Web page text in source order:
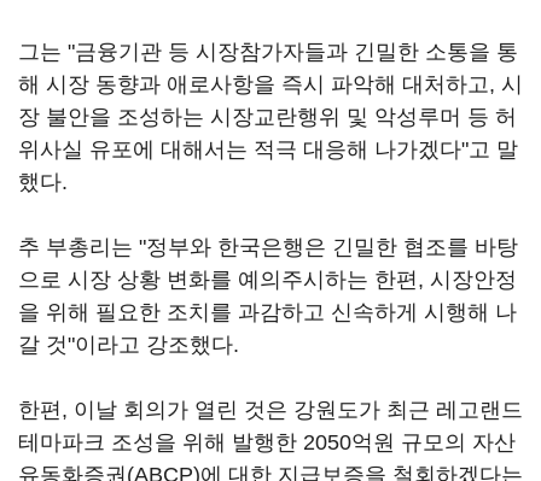
그는 "금융기관 등 시장참가자들과 긴밀한 소통을 통
해 시장 동향과 애로사항을 즉시 파악해 대처하고, 시
장 불안을 조성하는 시장교란행위 및 악성루머 등 허
위사실 유포에 대해서는 적극 대응해 나가겠다"고 말
했다.
추 부총리는 "정부와 한국은행은 긴밀한 협조를 바탕
으로 시장 상황 변화를 예의주시하는 한편, 시장안정
을 위해 필요한 조치를 과감하고 신속하게 시행해 나
갈 것"이라고 강조했다.
한편, 이날 회의가 열린 것은 강원도가 최근 레고랜드
테마파크 조성을 위해 발행한 2050억원 규모의 자산
유동화증권(ABCP)에 대한 지급보증을 철회하겠다는